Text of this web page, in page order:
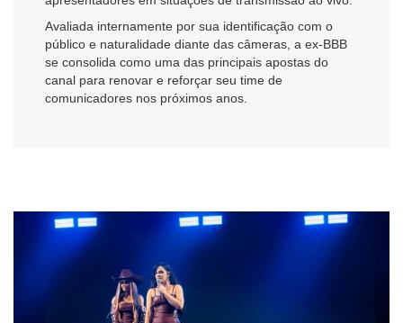
Avaliada internamente por sua identificação com o
público e naturalidade diante das câmeras, a ex-BBB
se consolida como uma das principais apostas do
canal para renovar e reforçar seu time de
comunicadores nos próximos anos.